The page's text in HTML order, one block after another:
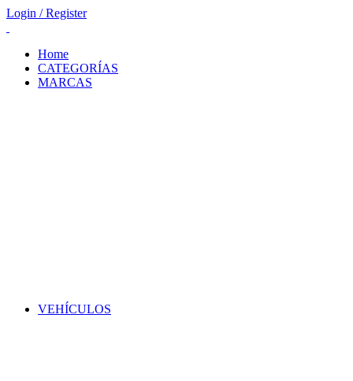
Login / Register
Home
CATEGORÍAS
MARCAS
VEHÍCULOS